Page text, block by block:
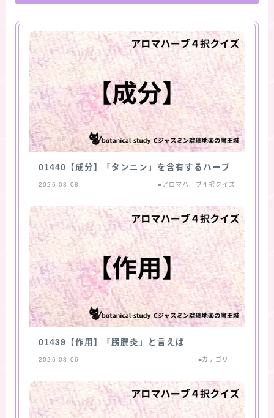
01440【成分】「タンニン」を含有するハーブ
2026.08.08 ■アロマハーブ４択クイズ
01439【作用】「膀胱炎」と言えば
2026.08.06 ■カテゴリー